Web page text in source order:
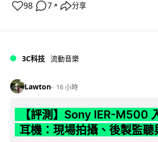
98 7 ↗ 分享
3C科技 流動音樂
Lawton 16 小時
【評測】Sony IER-M500
耳機：現場拍攝、後製監聽